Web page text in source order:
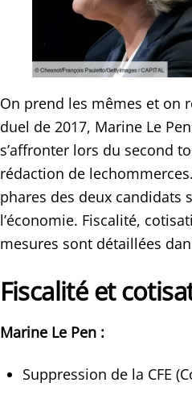
On prend les mêmes et on
duel de 2017, Marine Le
s’affronter lors du second
rédaction de
phares des deux candidats
l’économie. Fiscalité,
mesures sont détaillées
Fiscalité et
Marine Le Pen :
Suppression de la CFE